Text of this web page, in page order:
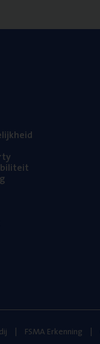
FSMA Erkenning